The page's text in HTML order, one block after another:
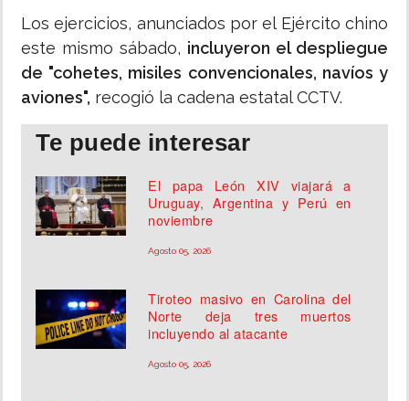
Los ejercicios, anunciados por el Ejército chino
este mismo sábado, incluyeron el despliegue
de "cohetes, misiles convencionales, navíos y
aviones", recogió la cadena estatal CCTV.
Te puede interesar
El papa León XIV viajará a
Uruguay, Argentina y Perú en
noviembre
Agosto 05, 2026
Tiroteo masivo en Carolina del
Norte deja tres muertos
incluyendo al atacante
Agosto 05, 2026